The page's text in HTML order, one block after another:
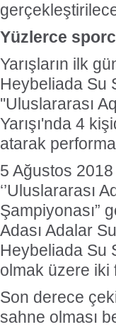
Yüzlerce
Yarışların ilk
Heybeliada Su
''Uluslararası
Yarışı'nda 4
atarak
5 Ağustos
‘’Uluslararası
Şampiyonası”
Adası Adalar
Heybeliada Su
olmak üzere iki
Son derece
sahne olması